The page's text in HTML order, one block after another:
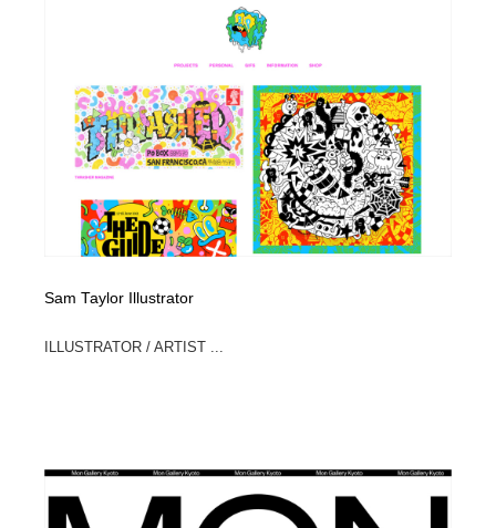
Sam Taylor Illustrator
ILLUSTRATOR / ARTIST ...